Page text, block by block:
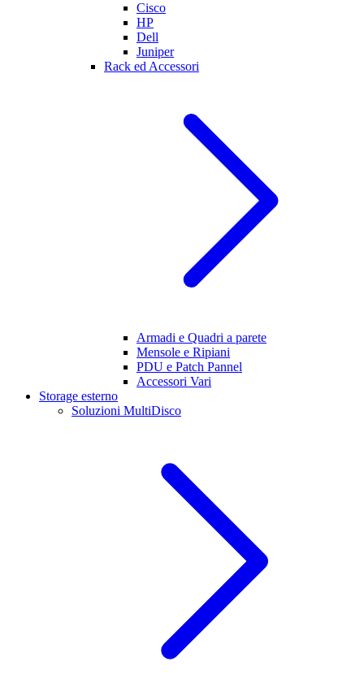
Cisco
HP
Dell
Juniper
Rack ed Accessori
Armadi e Quadri a parete
Mensole e Ripiani
PDU e Patch Pannel
Accessori Vari
Storage esterno
Soluzioni MultiDisco